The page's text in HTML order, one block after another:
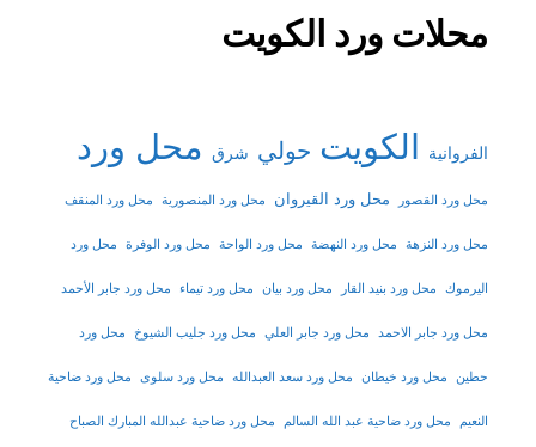
محلات ورد الكويت
الفروانية الكويت حولي شرق محل ورد
محل ورد القصور محل ورد القيروان محل ورد المنصورية محل ورد المنقف
محل ورد النزهة محل ورد النهضة محل ورد الواحة محل ورد الوفرة محل ورد
اليرموك محل ورد بنيد القار محل ورد بيان محل ورد تيماء محل ورد جابر الأحمد
محل ورد جابر الاحمد محل ورد جابر العلي محل ورد جليب الشيوخ محل ورد
حطين محل ورد خيطان محل ورد سعد العبدالله محل ورد سلوى محل ورد ضاحية
النعيم محل ورد ضاحية عبد الله السالم محل ورد ضاحية عبدالله المبارك الصباح